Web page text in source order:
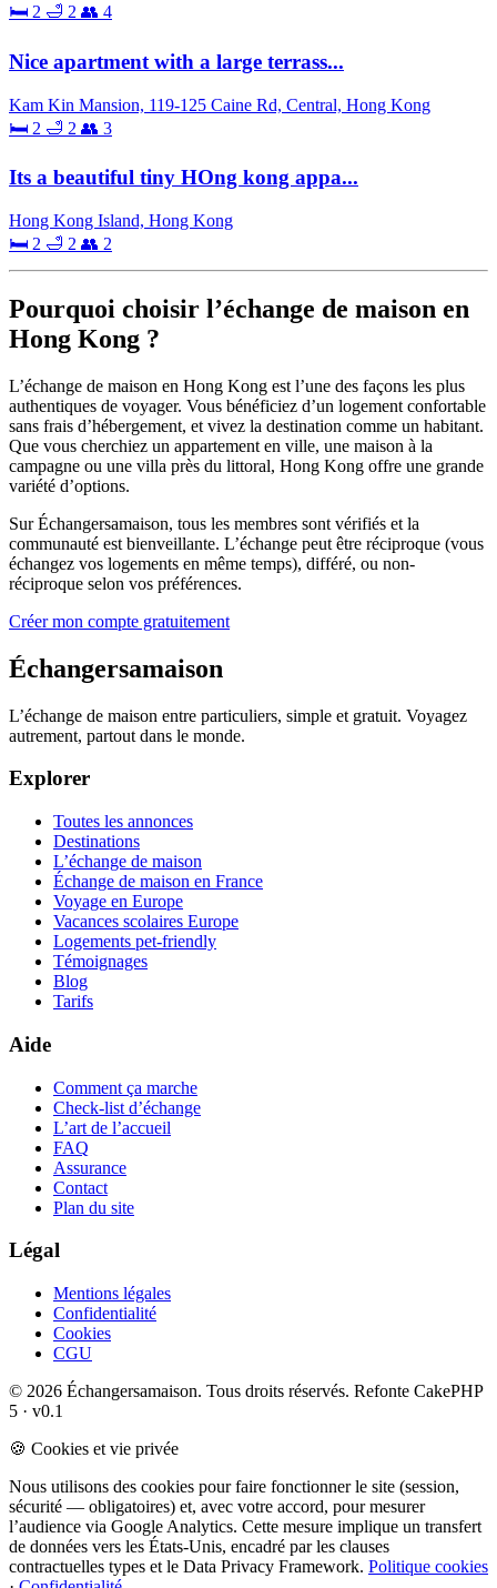
🛏 2 🛁 2 👥 4
Nice apartment with a large terrass...
Kam Kin Mansion, 119-125 Caine Rd, Central, Hong Kong
🛏 2 🛁 2 👥 3
Its a beautiful tiny HOng kong appa...
Hong Kong Island, Hong Kong
🛏 2 🛁 2 👥 2
Pourquoi choisir l’échange de maison en
Hong Kong ?
L’échange de maison en Hong Kong est l’une des façons les plus
authentiques de voyager. Vous bénéficiez d’un logement confortable
sans frais d’hébergement, et vivez la destination comme un habitant.
Que vous cherchiez un appartement en ville, une maison à la
campagne ou une villa près du littoral, Hong Kong offre une grande
variété d’options.
Sur Échangersamaison, tous les membres sont vérifiés et la
communauté est bienveillante. L’échange peut être réciproque (vous
échangez vos logements en même temps), différé, ou non-
réciproque selon vos préférences.
Créer mon compte gratuitement
Échangersamaison
L’échange de maison entre particuliers, simple et gratuit. Voyagez
autrement, partout dans le monde.
Explorer
Toutes les annonces
Destinations
L’échange de maison
Échange de maison en France
Voyage en Europe
Vacances scolaires Europe
Logements pet-friendly
Témoignages
Blog
Tarifs
Aide
Comment ça marche
Check-list d’échange
L’art de l’accueil
FAQ
Assurance
Contact
Plan du site
Légal
Mentions légales
Confidentialité
Cookies
CGU
© 2026 Échangersamaison. Tous droits réservés. Refonte CakePHP
5 · v0.1
🍪 Cookies et vie privée
Nous utilisons des cookies pour faire fonctionner le site (session,
sécurité — obligatoires) et, avec votre accord, pour mesurer
l’audience via Google Analytics. Cette mesure implique un transfert
de données vers les États-Unis, encadré par les clauses
contractuelles types et le Data Privacy Framework. Politique cookies